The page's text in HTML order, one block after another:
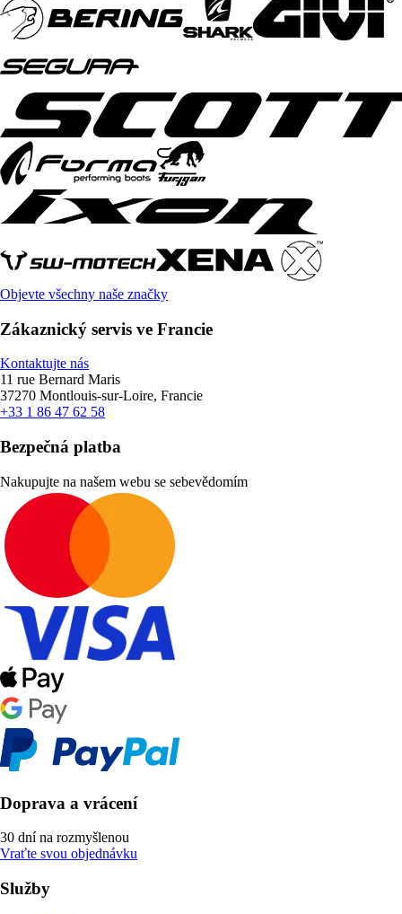
Objevte všechny naše značky
Zákaznický servis ve Francie
Kontaktujte nás
11 rue Bernard Maris
37270 Montlouis-sur-Loire, Francie
+33 1 86 47 62 58
Bezpečná platba
Nakupujte na našem webu se sebevědomím
Doprava a vrácení
30 dní na rozmyšlenou
Vraťte svou objednávku
Služby